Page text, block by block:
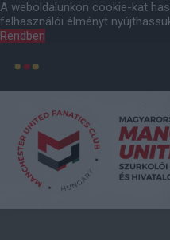
A weboldalunkon cookie-kat
felhasználói élményt
Rendben